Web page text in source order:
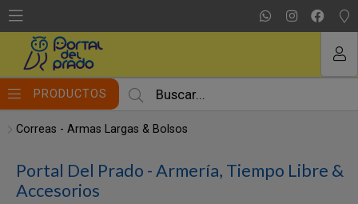
PRODUCTOS
Correas - Armas Largas & Bolsos
Portal Del Prado - Armería, Tiempo Libre &
Accesorios